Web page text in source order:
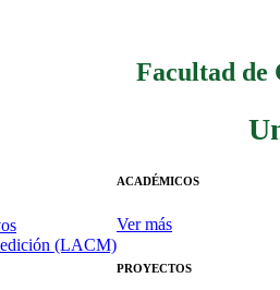
(LACM)
Facultad de
ACADÉMICOS
Ver más
PROYECTOS